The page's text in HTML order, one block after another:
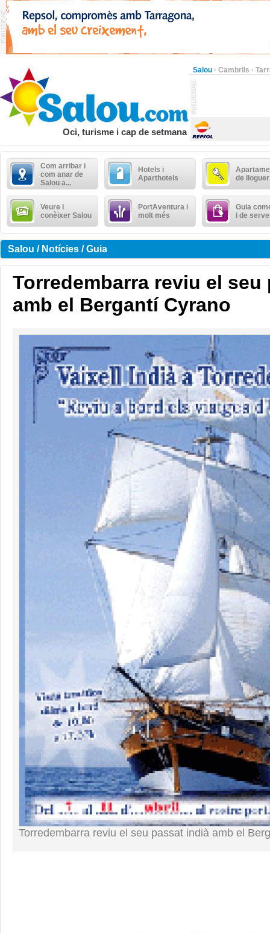
Salou · Cambrils ·
Oci, turisme i cap de setmana
Com arribar i
com anar de
Salou a...
Hotels i
Aparthotels
de lloguer
Veure i
conèixer Salou
PortAventura i
molt més
Guia
i de
Salou / Notícies / Guia
Torredembarra reviu el
amb el Bergantí Cyrano
Torredembarra reviu el seu passat indià amb el